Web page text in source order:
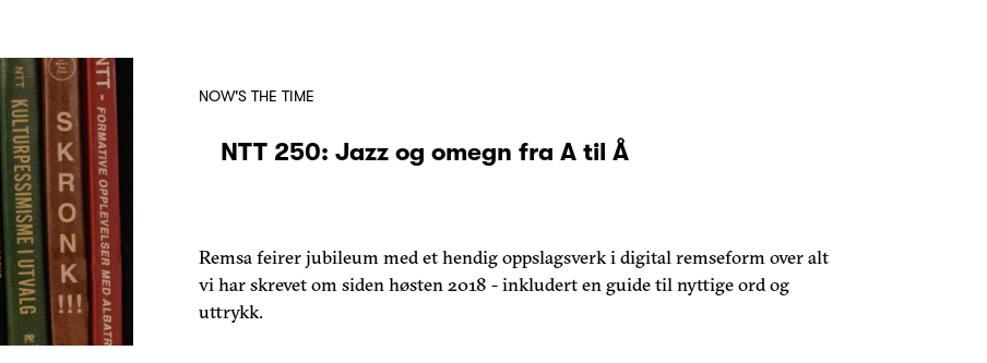
NOW'S THE TIME
NTT 250: Jazz og omegn fra A til Å
Remsa feirer jubileum med et hendig oppslagsverk i digital remseform over alt
vi har skrevet om siden høsten 2018 - inkludert en guide til nyttige ord og
uttrykk.